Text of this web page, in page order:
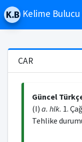
Kelime Bulucu
CAR
Güncel
(I) a. hlk. 1.
Tehlike